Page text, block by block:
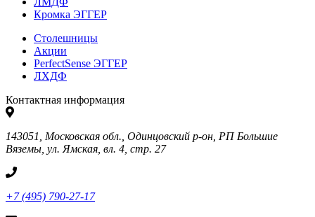
Кромка ЭГГЕР
Столешницы
Акции
PerfectSense ЭГГЕР
ЛХДФ
Контактная информация
143051, Московская обл., Одинцовский р-он, РП Большие
Вяземы, ул. Ямская, вл. 4, стр. 27
+7 (495) 790-27-17